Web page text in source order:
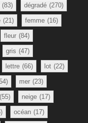
(83) dégradé (270)
(21) femme (16)
fleur (84)
gris (47)
lettre (66) lot (22)
mer (23)
(55) neige (17)
océan (17)